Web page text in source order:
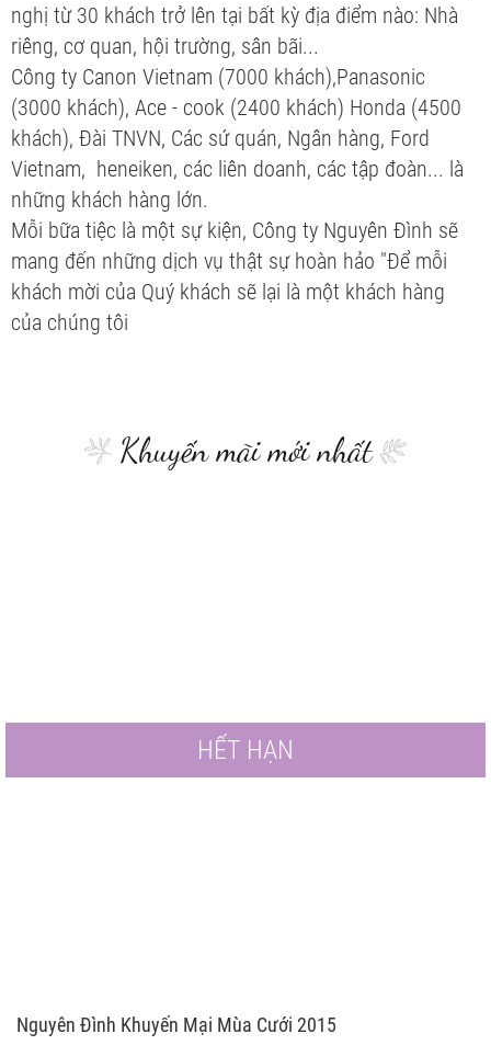
nghị từ 30 khách trở lên tại bất kỳ địa điểm nào: Nhà
riêng, cơ quan, hội trường, sân bãi...
Công ty Canon Vietnam (7000 khách),Panasonic
(3000 khách), Ace - cook (2400 khách) Honda (4500
khách), Đài TNVN, Các sứ quán, Ngân hàng, Ford
Vietnam, heneiken, các liên doanh, các tập đoàn... là
những khách hàng lớn.
Mỗi bữa tiệc là một sự kiện, Công ty Nguyên Đình sẽ
mang đến những dịch vụ thật sự hoàn hảo "Để mỗi
khách mời của Quý khách sẽ lại là một khách hàng
của chúng tôi
Khuyến mãi mới nhất
HẾT HẠN
Nguyên Đình Khuyến Mại Mùa Cưới 2015